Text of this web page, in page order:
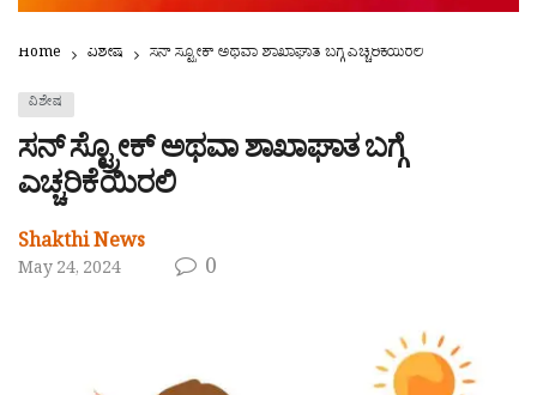
Home ವಿಶೇಷ ಸನ್ ಸ್ಟ್ರೋಕ್ ಅಥವಾ ಶಾಖಾಘಾತ ಬಗ್ಗೆ ಎಚ್ಚರಿಕೆಯಿರಲಿ
ವಿಶೇಷ
ಸನ್ ಸ್ಟ್ರೋಕ್ ಅಥವಾ ಶಾಖಾಘಾತ ಬಗ್ಗೆ
ಎಚ್ಚರಿಕೆಯಿರಲಿ
Shakthi News
May 24, 2024 0